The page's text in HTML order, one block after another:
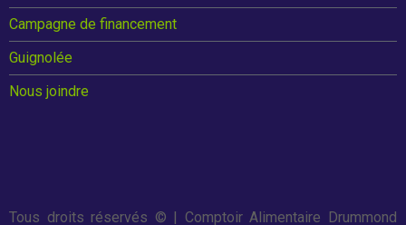
Loto-Guignolée
Règlements
Défi Entreprises
Campagne de financement
Guignolée
Nous joindre
Tous droits réservés © | Comptoir Alimentaire Drummond